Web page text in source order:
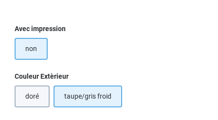
Sélectionnez
Avec impression
non
Sélectionnez
Couleur Extèrieur
doré taupe/gris froid